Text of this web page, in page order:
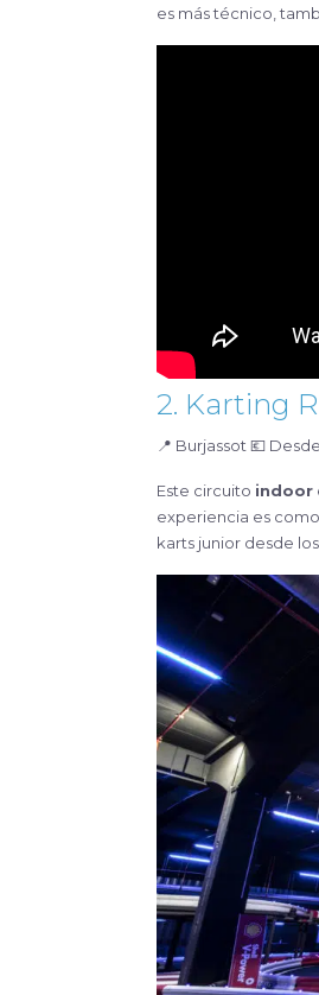
es más técnico,
2. Karting
📍 Burjassot 💶
Este circuito indoor
experiencia es
karts junior desde